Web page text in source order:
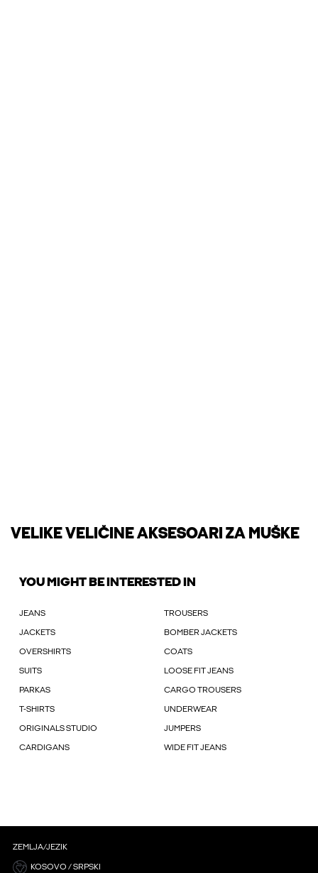
VELIKE VELIČINE AKSESOARI ZA MUŠKE
YOU MIGHT BE INTERESTED IN
JEANS TROUSERS
JACKETS BOMBER JACKETS
OVERSHIRTS COATS
SUITS LOOSE FIT JEANS
PARKAS CARGO TROUSERS
T-SHIRTS UNDERWEAR
ORIGINALS STUDIO JUMPERS
CARDIGANS WIDE FIT JEANS
ZEMLJA/JEZIK
KOSOVO / SRPSKI